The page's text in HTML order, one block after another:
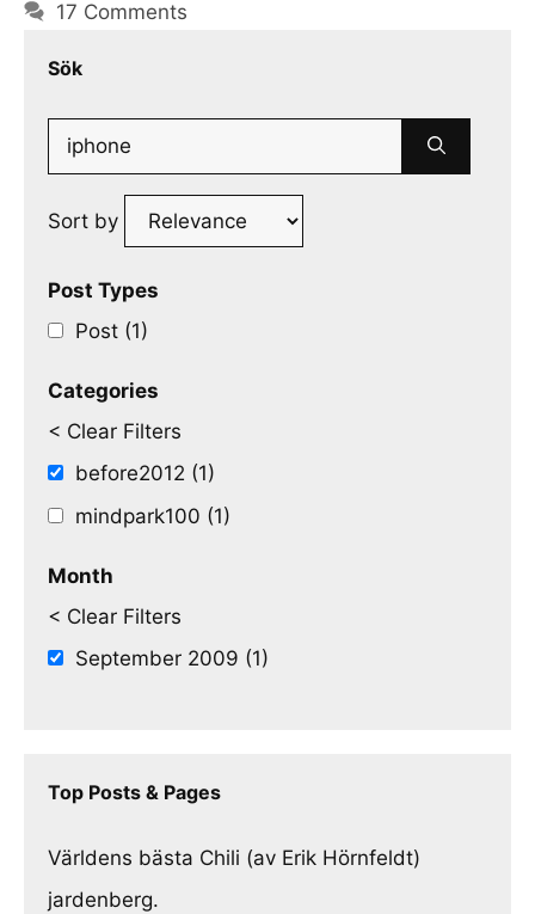
17 Comments
Sök
Search
for:
Sort by
Post Types
Post (1)
Categories
< Clear Filters
before2012 (1)
mindpark100 (1)
Month
< Clear Filters
September 2009 (1)
Top Posts & Pages
Världens bästa Chili (av Erik Hörnfeldt)
jardenberg.